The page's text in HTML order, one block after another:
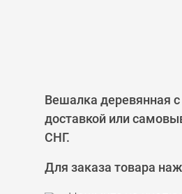
Вешалка деревянная
доставкой или
СНГ.
Для заказа товара